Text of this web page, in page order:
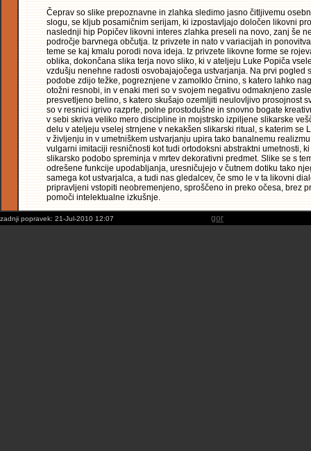
Čeprav so slike prepoznavne in zlahka sledimo jasno čitljivemu
slogu, se kljub posamičnim serijam, ki izpostavljajo določen likovni
naslednji hip Popičev likovni interes zlahka preseli na novo, zanj še
področje barvnega občutja. Iz privzete in nato v variacijah in
teme se kaj kmalu porodi nova ideja. Iz privzete likovne forme se
oblika, dokončana slika terja novo sliko, ki v ateljeju Luke Popiča
vzdušju nenehne radosti osvobajajočega ustvarjanja. Na prvi pogled
podobe zdijo težke, pogreznjene v zamolklo črnino, s katero lahko
otožni resnobi, in v enaki meri so v svojem negativu odmaknjeno
presvetljeno belino, s katero skušajo ozemljiti neulovljivo prosojnost
so v resnici igrivo razprte, polne prostodušne in snovno bogate
v sebi skriva veliko mero discipline in mojstrsko izpiljene slikarske
delu v ateljeju vselej strnjene v nekakšen slikarski ritual, s katerim se
v življenju in v umetniškem ustvarjanju upira tako banalnemu
vulgarni imitaciji resničnosti kot tudi ortodoksni abstraktni umetnosti,
slikarsko podobo spreminja v mrtev dekorativni predmet. Slike se s
odrešene funkcije upodabljanja, uresničujejo v čutnem dotiku tako
samega kot ustvarjalca, a tudi nas gledalcev, če smo le v ta likovni
pripravljeni vstopiti neobremenjeno, sproščeno in preko očesa, brez
pomoči intelektualne izkušnje.
zadnji popravek: 21-Jul-2010 12:07 gor